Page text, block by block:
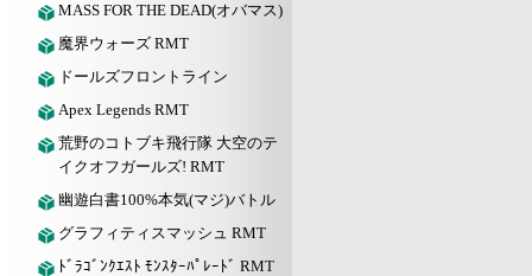
MASS FOR THE DEAD(オバマス)
魔界ウォーズ RMT
ドールズフロントライン
Apex Legends RMT
荒野のコトブキ飛行隊 大空のテ
イクオフガールズ! RMT
幽遊白書100%本気(マジ)バトル
グラフィティスマッシュ RMT
ﾄﾞﾗｺﾞﾝｸｴｽﾄ ﾓﾝｽﾀｰﾊﾟﾚｰﾄﾞ RMT